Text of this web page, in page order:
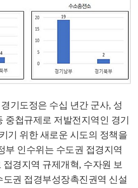
기도정은 수십 년간 군사, 성
중첩규제로 저발전지역인 경기
기 위한 새로운 시도의 정책을
부 인수위는 수도권 접경지역
경지역 규제개혁, 수자원 보
도권 접경부성장촉진권역 신설